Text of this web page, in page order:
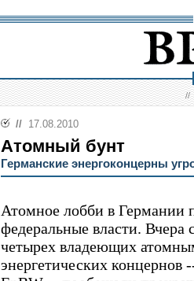
//
// 17.08.2010
Атомный бунт
Германские энергоконцерны
Атомное лобби в Германии
федеральные власти. Вчера
четырех владеющих
энергетических